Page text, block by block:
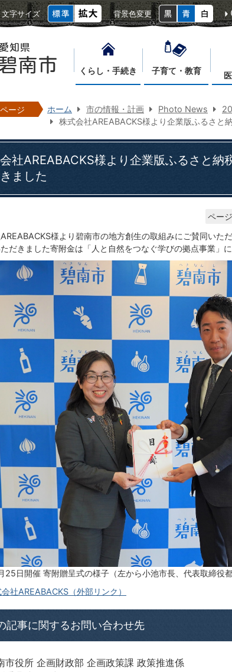
文字サイズ 背景色変更
くらし・手続き 子育て・教育
ージ ホーム 市の情報・計画 Photo News
株式会社AREABACKS様より企業版ふるさと
社AREABACKS様より企業版ふるさと納
ました
ペー
様より碧南市の地方創生の取組みにご賛同いた
だきました寄附金は「人と自然をつなぐ学びの拠点事業」
25日開催 寄附贈呈式の様子（左から小池市長、代表取締役都
社AREABACKS（外部リンク）
記事に関するお問い合わせ先
市役所 企画財政部 企画政策課 政策推進係